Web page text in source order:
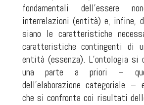
fondamentali dell’essere
interrelazioni (entità) e, infine,
siano le caratteristiche
caratteristiche contingenti di
entità (essenza). L’ontologia si
una parte a priori –
dell’elaborazione categoriale –
che si confronta coi risultati